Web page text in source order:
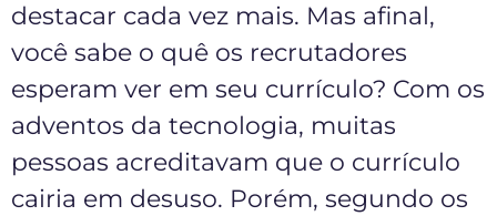
destacar cada vez mais. Mas afinal,
você sabe o quê os recrutadores
esperam ver em seu currículo? Com os
adventos da tecnologia, muitas
pessoas acreditavam que o currículo
cairia em desuso. Porém, segundo os